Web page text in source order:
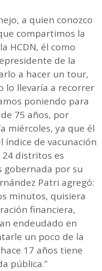
a quien conozco
compartimos la
HCDN, él como
de la
a hacer un tour,
lo llevaría a recorrer
poniendo para
75 años, por
miércoles, ya que él
índice de vacunación
distritos es
gobernada por su
Patri agregó:
minutos, quisiera
financiera,
endeudado en
un poco de la
17 años tiene
pública.”